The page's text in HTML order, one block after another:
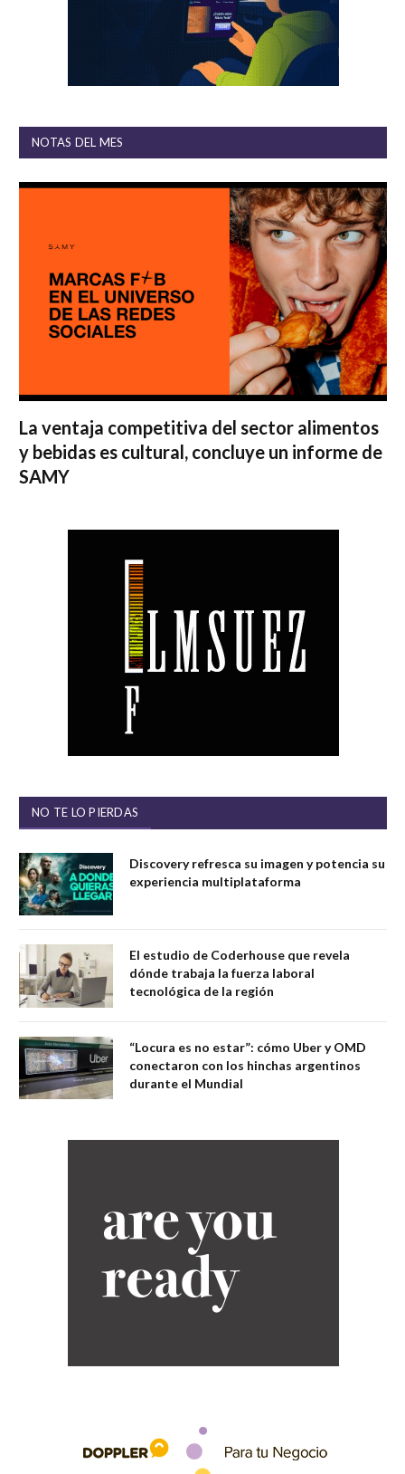
NOTAS DEL MES
La ventaja competitiva del sector alimentos
y bebidas es cultural, concluye un informe de
SAMY
NO TE LO PIERDAS
Discovery refresca su imagen y potencia su
experiencia multiplataforma
El estudio de Coderhouse que revela
dónde trabaja la fuerza laboral
tecnológica de la región
“Locura es no estar”: cómo Uber y OMD
conectaron con los hinchas argentinos
durante el Mundial